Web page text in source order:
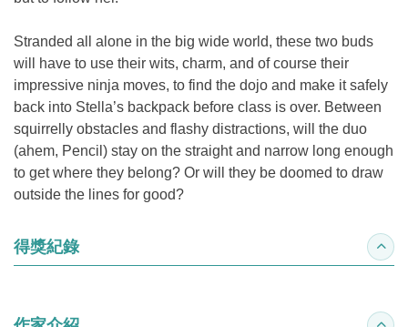
Stranded all alone in the big wide world, these two buds
will have to use their wits, charm, and of course their
impressive ninja moves, to find the dojo and make it safely
back into Stella’s backpack before class is over. Between
squirrelly obstacles and flashy distractions, will the duo
(ahem, Pencil) stay on the straight and narrow long enough
to get where they belong? Or will they be doomed to draw
outside the lines for good?
得獎紀錄 收合